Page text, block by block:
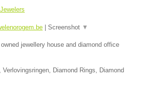
Screenshot ▼
jewellery house and diamond office
Verlovingsringen, Diamond Rings, Diamond